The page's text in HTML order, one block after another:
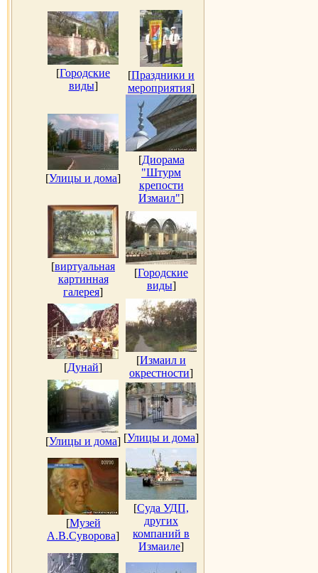
[Городские
виды]
[Праздники и
мероприятия]
[Улицы и дома]
[Диорама
"Штурм
крепости
Измаил"]
[виртуальная
картинная
галерея]
[Городские
виды]
[Дунай]
[Измаил и
окрестности]
[Улицы и дома] [Улицы и дома]
[Музей
А.В.Суворова]
[Суда УДП,
других
компаний в
Измаиле]